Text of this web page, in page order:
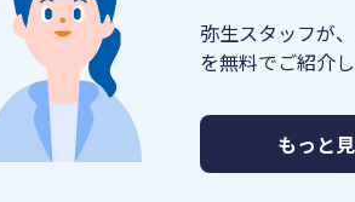
弥生スタッフが
を無料でご紹介
もっと